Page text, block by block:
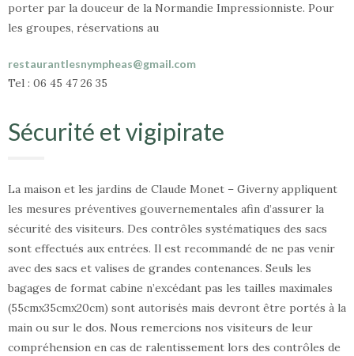
porter par la douceur de la Normandie Impressionniste. Pour
les groupes, réservations au
restaurantlesnympheas@gmail.com
Tel : 06 45 47 26 35
Sécurité et vigipirate
La maison et les jardins de Claude Monet – Giverny appliquent
les mesures préventives gouvernementales afin d’assurer la
sécurité des visiteurs. Des contrôles systématiques des sacs
sont effectués aux entrées. Il est recommandé de ne pas venir
avec des sacs et valises de grandes contenances. Seuls les
bagages de format cabine n’excédant pas les tailles maximales
(55cmx35cmx20cm) sont autorisés mais devront être portés à la
main ou sur le dos. Nous remercions nos visiteurs de leur
compréhension en cas de ralentissement lors des contrôles de